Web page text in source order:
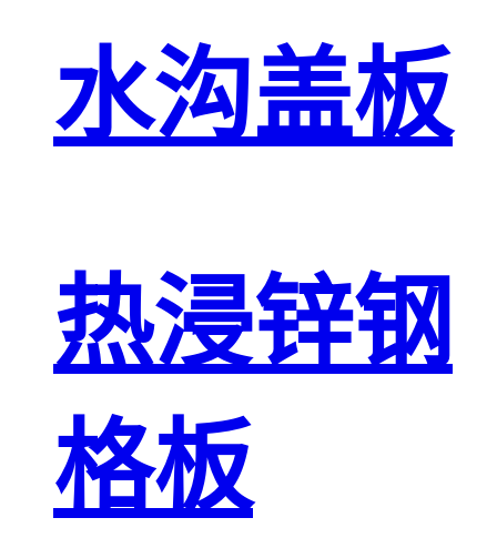
水沟盖板
热浸锌钢
格板